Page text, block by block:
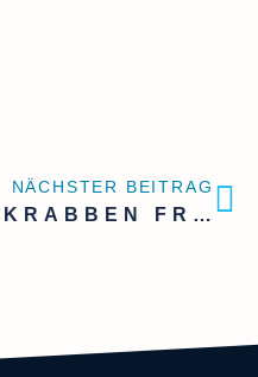
NÄCHSTER BEITRAG
KÖNIGSKRABBEN FRÜHZEITIG SICHERN | VERFÜGBARKEIT AB JUNI PLANEN